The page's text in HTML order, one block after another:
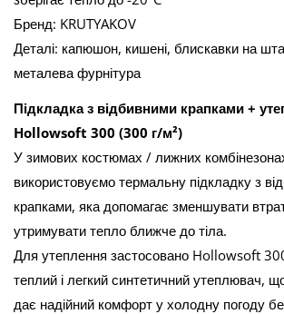
Бренд: KRUTYAKOV
Деталі: капюшон, кишені, блискавки на
металева фурнітура
Підкладка з відбивними крапками +
Hollowsoft 300 (300 г/м²)
У зимових костюмах / лижних
використовуємо термальну підкладку з
крапками, яка допомагає зменшувати
утримувати тепло ближче до тіла.
Для утеплення застосовано Hollowsoft
теплий і легкий синтетичний утеплювач, що
дає надійний комфорт у холодну погоду